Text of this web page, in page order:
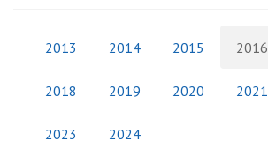
2013 2014 2015 2016
2018 2019 2020 2021
2023 2024